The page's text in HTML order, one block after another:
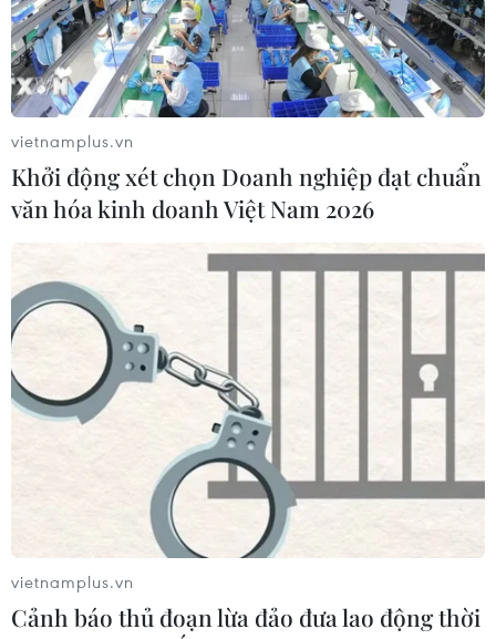
vietnamplus.vn
Khởi động xét chọn Doanh nghiệp đạt chuẩn
văn hóa kinh doanh Việt Nam 2026
vietnamplus.vn
Cảnh báo thủ đoạn lừa đảo đưa lao động thời